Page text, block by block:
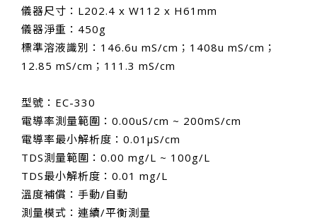
儀器尺寸：L202.4 x W112 x H61mm
儀器淨重：450g
標準溶液識別：146.6u mS/cm；1408u mS/cm；
12.85 mS/cm；111.3 mS/cm
型號：EC-330
電導率測量範圍：0.00uS/cm ~ 200mS/cm
電導率最小解析度：0.01μS/cm
TDS測量範圍：0.00 mg/L ~ 100g/L
TDS最小解析度：0.01 mg/L
溫度補償：手動/自動
測量模式：連續/平衡測量